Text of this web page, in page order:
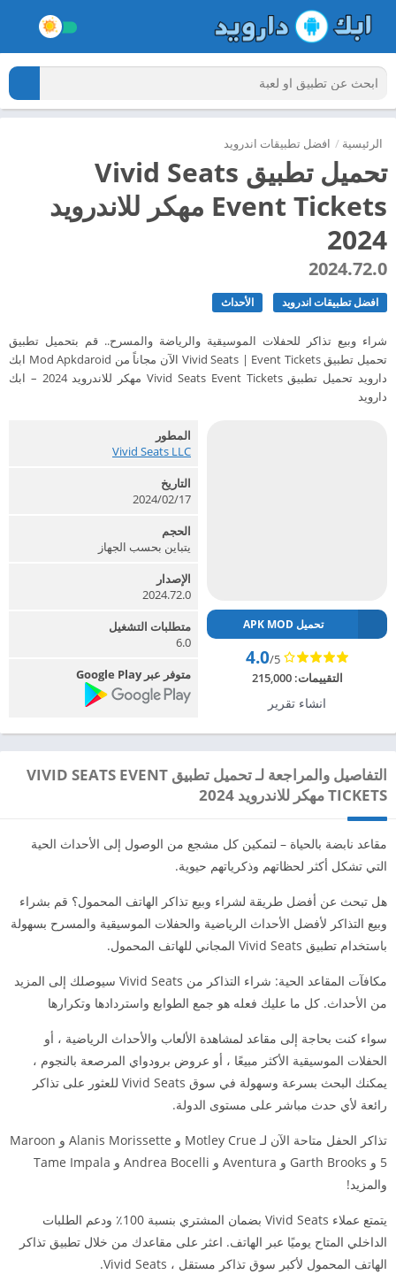
الرئيسية / افضل تطبيقات اندرويد
تحميل تطبيق Vivid Seats
Event Tickets مهكر للاندرويد
2024
2024.72.0
افضل تطبيقات اندرويد الأحداث
شراء وبيع تذاكر للحفلات الموسيقية والرياضة والمسرح.. قم بتحميل تطبيق
تحميل تطبيق Vivid Seats | Event Tickets الآن مجاناً من Mod Apkdaroid ابك
دارويد تحميل تطبيق Vivid Seats Event Tickets مهكر للاندرويد 2024 – ابك
دارويد
تحميل APK MOD
4.0/5
التقييمات:215,000
انشاء تقرير
المطور
Vivid Seats LLC‏
التاريخ
2024/02/17
الحجم
يتباين بحسب الجهاز
الإصدار
2024.72.0
متطلبات التشغيل
6.0
متوفر عبر Google Play
التفاصيل والمراجعة لـ تحميل تطبيق VIVID SEATS EVENT
TICKETS مهكر للاندرويد 2024
مقاعد نابضة بالحياة – لتمكين كل مشجع من الوصول إلى الأحداث الحية
التي تشكل أكثر لحظاتهم وذكرياتهم حيوية.
هل تبحث عن أفضل طريقة لشراء وبيع تذاكر الهاتف المحمول؟ قم بشراء
وبيع التذاكر لأفضل الأحداث الرياضية والحفلات الموسيقية والمسرح بسهولة
باستخدام تطبيق Vivid Seats المجاني للهاتف المحمول.
مكافآت المقاعد الحية: شراء التذاكر من Vivid Seats سيوصلك إلى المزيد
من الأحداث. كل ما عليك فعله هو جمع الطوابع واستردادها وتكرارها
سواء كنت بحاجة إلى مقاعد لمشاهدة الألعاب والأحداث الرياضية ، أو
الحفلات الموسيقية الأكثر مبيعًا ، أو عروض برودواي المرصعة بالنجوم ،
يمكنك البحث بسرعة وسهولة في سوق Vivid Seats للعثور على تذاكر
رائعة لأي حدث مباشر على مستوى الدولة.
تذاكر الحفل متاحة الآن لـ Motley Crue و Alanis Morissette و Maroon
5 و Garth Brooks و Aventura و Andrea Bocelli و Tame Impala
والمزيد!
يتمتع عملاء Vivid Seats بضمان المشتري بنسبة 100٪ ودعم الطلبات
الداخلي المتاح يوميًا عبر الهاتف. اعثر على مقاعدك من خلال تطبيق تذاكر
الهاتف المحمول لأكبر سوق تذاكر مستقل ، Vivid Seats.